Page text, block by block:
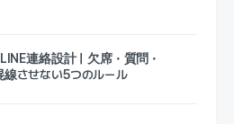
連絡設計｜欠席・質問・
させない5つのルール